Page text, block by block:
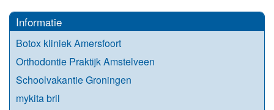
Informatie
Botox kliniek Amersfoort
Orthodontie Praktijk Amstelveen
Schoolvakantie Groningen
mykita bril